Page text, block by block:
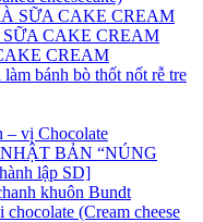
SỮA CAKE CREAM
SỮA CAKE CREAM
CREAM
bánh bò thốt nốt rễ tre
– vị Chocolate
BẢN “NÚNG
lập SD]
khuôn Bundt
(Cream cheese